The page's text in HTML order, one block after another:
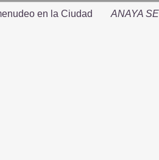
en la Ciudad
ANAYA